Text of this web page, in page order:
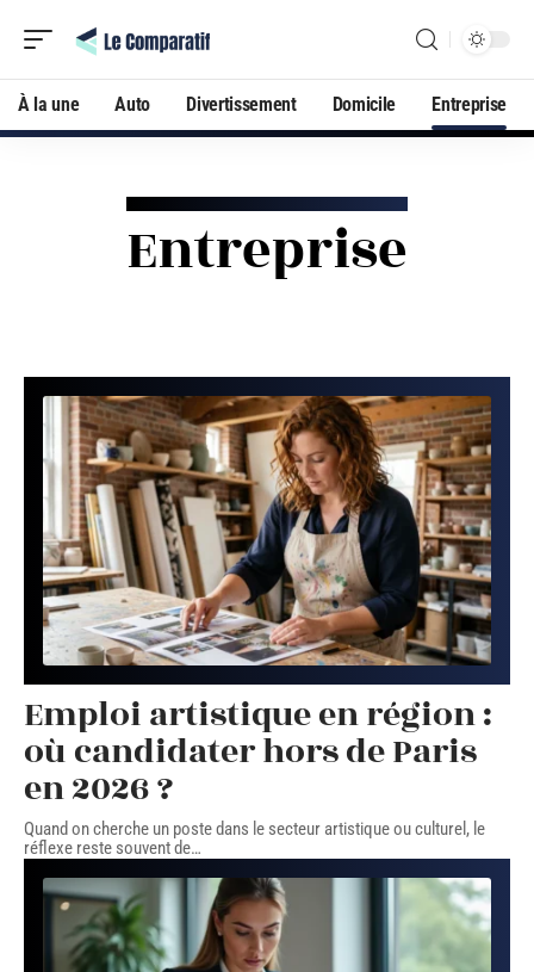
À la une Auto Divertissement Domicile Entreprise
Entreprise
Emploi artistique en région :
où candidater hors de Paris
en 2026 ?
Quand on cherche un poste dans le secteur artistique ou culturel, le
réflexe reste souvent de…